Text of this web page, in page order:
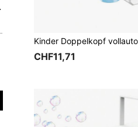
CHF11,71